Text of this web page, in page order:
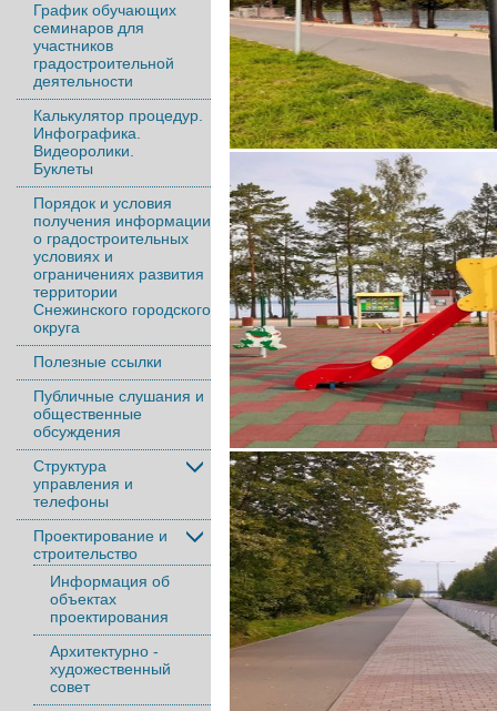
График обучающих
семинаров для
участников
градостроительной
деятельности
Калькулятор процедур.
Инфографика.
Видеоролики.
Буклеты
Порядок и условия
получения информации
о градостроительных
условиях и
ограничениях развития
территории
Снежинского городского
округа
Полезные ссылки
Публичные слушания и
общественные
обсуждения
Структура
управления и
телефоны
Проектирование и
строительство
Информация об
объектах
проектирования
Архитектурно -
художественный
совет